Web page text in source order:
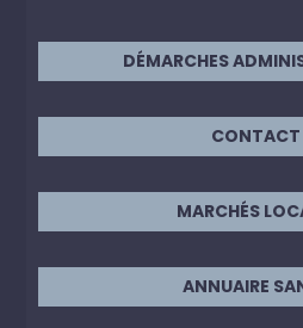
DÉMARCHES
CONTACT
MARCHÉS
ANNUAIRE